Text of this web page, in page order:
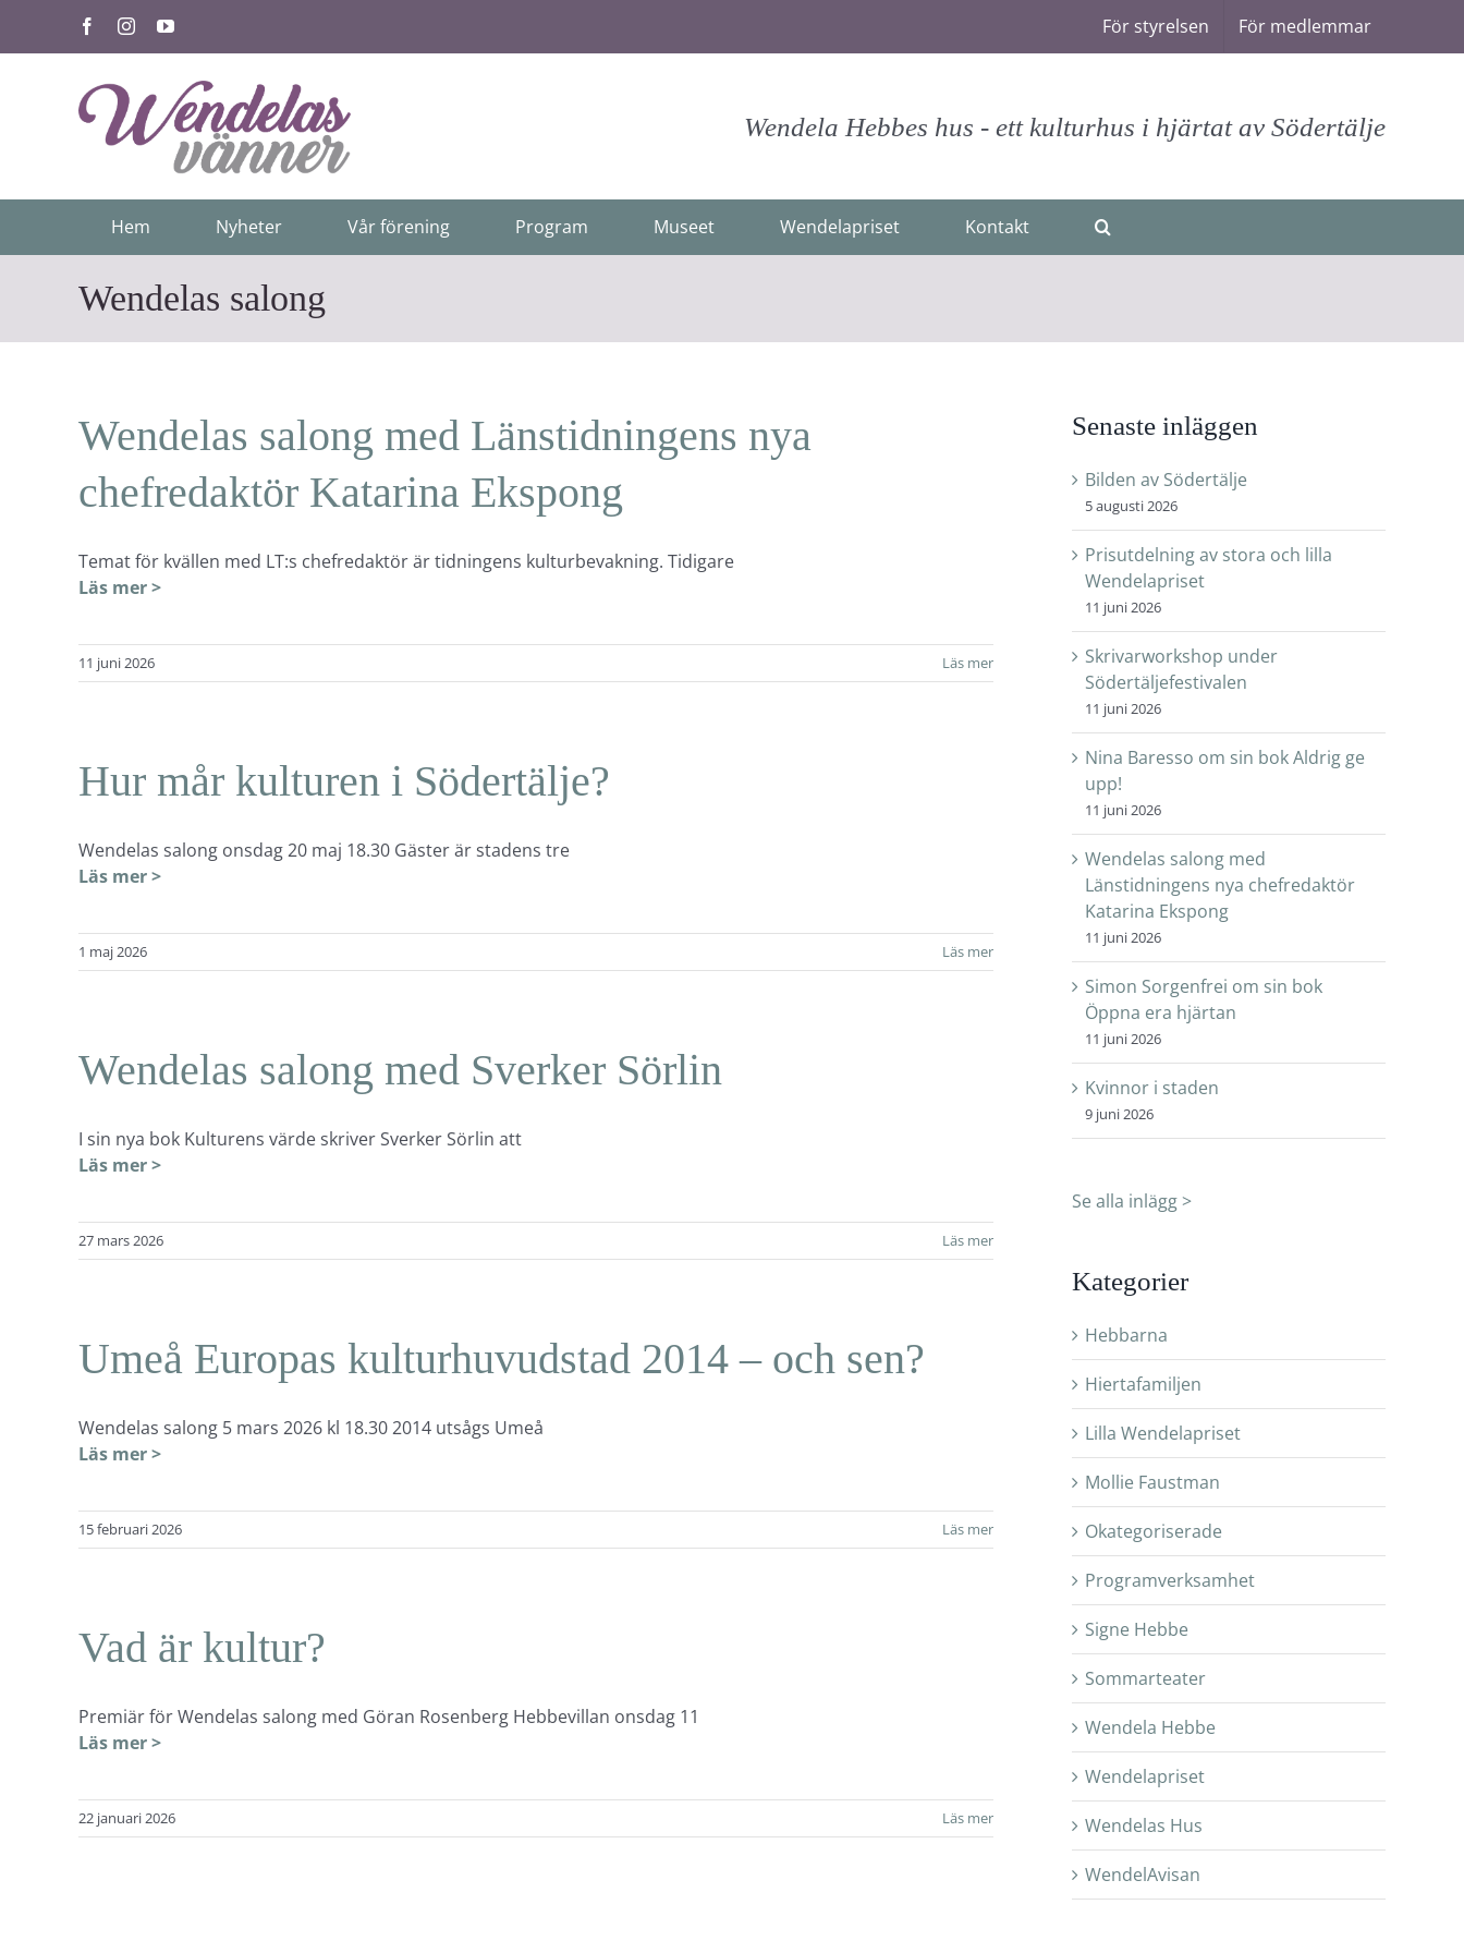
FacebookInstagramYouTube För styrelsen För medlemmar
Wendela Hebbes hus - ett kulturhus i hjärtat av Södertälje
Hem Nyheter Vår förening Program Museet Wendelapriset Kontakt
Wendelas salong
Wendelas salong med Länstidningens nya
chefredaktör Katarina Ekspong
Temat för kvällen med LT:s chefredaktör är tidningens kulturbevakning. Tidigare
Läs mer >
11 juni 2026 Läs mer
Hur mår kulturen i Södertälje?
Wendelas salong onsdag 20 maj 18.30 Gäster är stadens tre
Läs mer >
1 maj 2026 Läs mer
Wendelas salong med Sverker Sörlin
I sin nya bok Kulturens värde skriver Sverker Sörlin att
Läs mer >
27 mars 2026 Läs mer
Umeå Europas kulturhuvudstad 2014 – och sen?
Wendelas salong 5 mars 2026 kl 18.30 2014 utsågs Umeå
Läs mer >
15 februari 2026 Läs mer
Vad är kultur?
Premiär för Wendelas salong med Göran Rosenberg Hebbevillan onsdag 11
Läs mer >
22 januari 2026 Läs mer
Senaste inläggen
Bilden av Södertälje
5 augusti 2026
Prisutdelning av stora och lilla
Wendelapriset
11 juni 2026
Skrivarworkshop under
Södertäljefestivalen
11 juni 2026
Nina Baresso om sin bok Aldrig ge
upp!
11 juni 2026
Wendelas salong med
Länstidningens nya chefredaktör
Katarina Ekspong
11 juni 2026
Simon Sorgenfrei om sin bok
Öppna era hjärtan
11 juni 2026
Kvinnor i staden
9 juni 2026
Se alla inlägg >
Kategorier
Hebbarna
Hiertafamiljen
Lilla Wendelapriset
Mollie Faustman
Okategoriserade
Programverksamhet
Signe Hebbe
Sommarteater
Wendela Hebbe
Wendelapriset
Wendelas Hus
WendelAvisan